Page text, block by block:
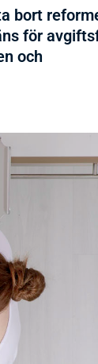
bort
för
och